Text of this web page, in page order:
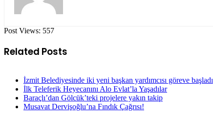
Post Views: 557
Related Posts
İzmit Belediyesinde iki yeni başkan yardımcısı göreve başladı
İlk Teleferik Heyecanını Alo Evlat’la Yaşadılar
Baraçlı’dan Gölcük’teki projelere yakın takip
Musavat Dervişoğlu’na Fındık Çağrısı!